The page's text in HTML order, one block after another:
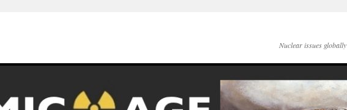
Nuclear issues globally